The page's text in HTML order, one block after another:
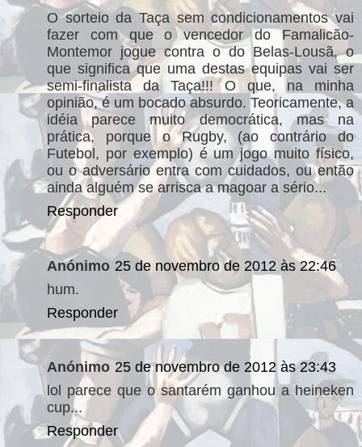
O sorteio da Taça sem condicionamentos vai
fazer com que o vencedor do Famalicão-
Montemor jogue contra o do Belas-Lousã, o
que significa que uma destas equipas vai ser
semi-finalista da Taça!!! O que, na minha
opinião, é um bocado absurdo. Teoricamente, a
idéia parece muito democrática, mas na
prática, porque o Rugby, (ao contrário do
Futebol, por exemplo) é um jogo muito físico,
ou o adversário entra com cuidados, ou então
ainda alguém se arrisca a magoar a sério...
Responder
Anónimo 25 de novembro de 2012 às 22:46
hum.
Responder
Anónimo 25 de novembro de 2012 às 23:43
lol parece que o santarém ganhou a heineken
cup...
Responder